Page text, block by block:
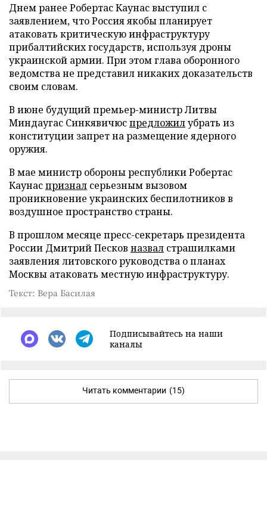
Днем ранее Робертас Каунас выступил с
заявлением, что Россия якобы планирует
атаковать критическую инфраструктуру
прибалтийских государств, используя дроны
украинской армии. При этом глава оборонного
ведомства не представил никаких доказательств
своим словам.
В июне будущий премьер-министр Литвы
Миндаугас Синкявичюспредложилубрать из
конституции запрет на размещение ядерного
оружия.
В мае министр обороны республики Робертас
Каунаспризнал серьезным вызовом
проникновение украинских беспилотников в
воздушное пространство страны.
В прошлом месяце пресс-секретарь президента
России Дмитрий Песков назвал страшилками
заявления литовского руководства о планах
Москвы атаковать местную инфраструктуру.
Текст: Вера Басилая
Подписывайтесь на наши
каналы
Читать комментарии (15)